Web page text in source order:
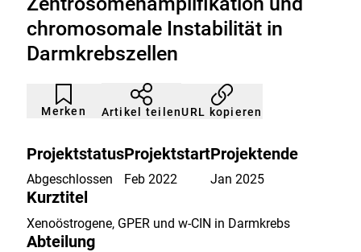
chromosomale Instabilität in
Darmkrebszellen
Merken
Artikel
nicht
gemerkt
Durch
Klicken
der
Artikel teilenURL kopieren
Projektstatus
Abgeschlossen
Projektstart
Feb 2022
Projektende
Jan 2025
Kurztitel
Xenoöstrogene, GPER und w-CIN in Darmkrebs
Abteilung